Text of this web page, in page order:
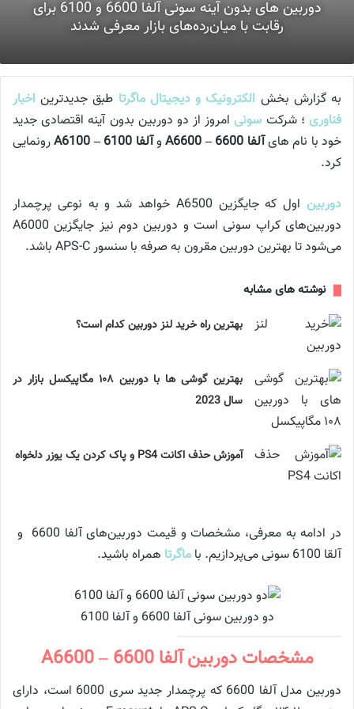
دوربین های بدون آینه سونی آلفا 6600 و 6100 برای
رقابت با میان‌رده‌های بازار معرفی شدند
به گزارش بخش الکترونیک و دیجیتال ماگرتا طبق جدیدترین اخبار
فناوری ؛ شرکت سونی امروز از دو دوربین بدون آینه اقتصادی جدید
خود با نام هایآلفا 6600 – A6600 وآلفا 6100 – A6100
رونمایی
کرد.
دوربین
اول که جایگزین A6500 خواهد شد و به نوعی پرچمدار
دوربین‌های کراپ سونی است و دوربین دوم نیز جایگزین A6000
می‌شود تا بهترین دوربین مقرون به صرفه با سنسور APS-C باشد.
نوشته های مشابه
بهترین راه خرید لنز دوربین کدام است؟
بهترین گوشی ها با دوربین ۱۰۸ مگاپیکسل بازار در
سال 2023
آموزش حذف اکانت PS4 و پاک کردن یک یوزر دلخواه
در ادامه به معرفی، مشخصات و قیمت دوربین‌های آلفا 6600 و
آلقا 6100 سونی می‌پردازیم. با
ماگرتا همراه باشید.
دو دوربین سونی آلفا 6600 و آلفا 6100
مشخصات دوربین آلفا 6600 – A6600
دوربین مدل آلفا 6600 که پرچمدار جدید سری 6000 است، دارای